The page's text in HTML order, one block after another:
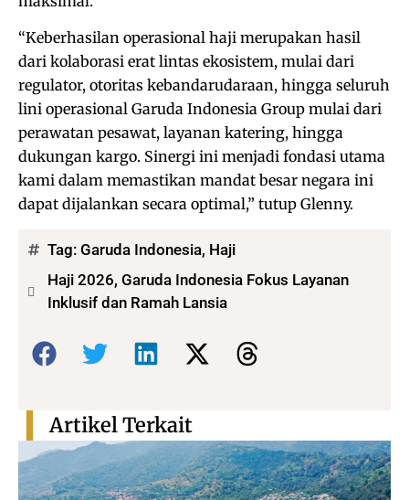
“Keberhasilan operasional haji merupakan hasil
dari kolaborasi erat lintas ekosistem, mulai dari
regulator, otoritas kebandarudaraan, hingga seluruh
lini operasional Garuda Indonesia Group mulai dari
perawatan pesawat, layanan katering, hingga
dukungan kargo. Sinergi ini menjadi fondasi utama
kami dalam memastikan mandat besar negara ini
dapat dijalankan secara optimal,” tutup Glenny.
Tag: Garuda Indonesia, Haji
Haji 2026, Garuda Indonesia Fokus Layanan
Inklusif dan Ramah Lansia
Bagikan:
Artikel Terkait